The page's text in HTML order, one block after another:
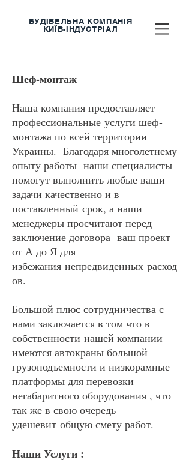
БУДІВЕЛЬНА КОМПАНІЯ
КИЇВ-ІНДУСТРІАЛ
Шеф-монтаж
Наша компания предоставляет
профессиональные услуги шеф-
монтажа по всей территории
Украины. Благодаря многолетнему
опыту работы наши специалисты
помогут выполнить любые ваши
задачи качественно и в
поставленный срок, а наши
менеджеры просчитают перед
заключение договора ваш проект
от А до Я для
избежания непредвиденных расход
ов.
Большой плюс сотрудничества с
нами заключается в том что в
собственности нашей компании
имеются автокраны большой
грузоподъемности и низкорамные
платформы для перевозки
негабаритного оборудования , что
так же в свою очередь
удешевит общую смету работ.
Наши Услуги :